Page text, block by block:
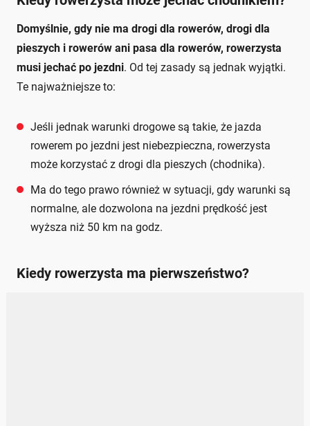
Domyślnie, gdy nie ma drogi dla rowerów, drogi dla
pieszych i rowerów ani pasa dla rowerów, rowerzysta
musi jechać po jezdni. Od tej zasady są jednak wyjątki.
Te najważniejsze to:
Jeśli jednak warunki drogowe są takie, że jazda
rowerem po jezdni jest niebezpieczna, rowerzysta
może korzystać z drogi dla pieszych (chodnika).
Ma do tego prawo również w sytuacji, gdy warunki są
normalne, ale dozwolona na jezdni prędkość jest
wyższa niż 50 km na godz.
Kiedy rowerzysta ma pierwszeństwo?